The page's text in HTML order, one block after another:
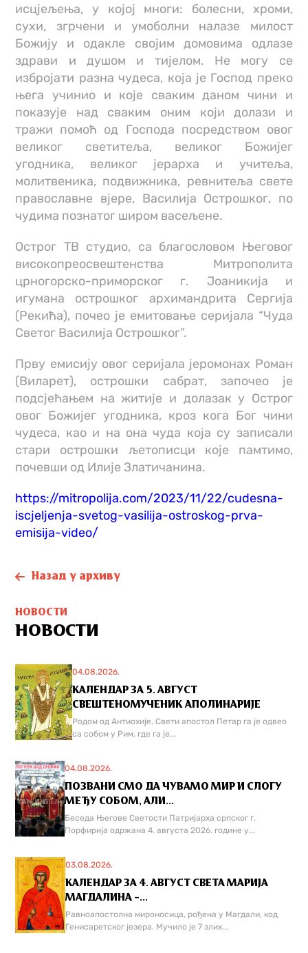
исцјељења, у којој многи: болесни, хроми,
сухи, згрчени и умоболни налазе милост
Божију и одакле својим домовима одлазе
здрави и душом и тијелом. Не могу се
избројати разна чудеса, која је Господ преко
њега учинио и које сваким даном чини и
показује над сваким оним који долази и
тражи помоћ од Господа посредством овог
великог светитеља, великог Божијег
угодника, великог јерарха и учитеља,
молитвеника, подвижника, ревнитеља свете
православне вјере, Василија Острошког, по
чудима познатог широм васељене.
Острог ТВ студио, са благословом Његовог
високопреосвештенства Митрополита
црногорско-приморског г. Јоаникија и
игумана острошког архимандрита Сергија
(Рекића), почео је емитовање серијала “Чуда
Светог Василија Острошког”.
Прву емисију овог серијала јеромонах Роман
(Виларет), острошки сабрат, започео је
подсјећањем на житије и долазак у Острог
овог Божијег угодника, кроз кога Бог чини
чудеса, као и на она чуда која су записали
стари острошки љетописци које памтимо,
почевши од Илије Златичанина.
https://mitropolija.com/2023/11/22/cudesna-
iscjeljenja-svetog-vasilija-ostroskog-prva-
emisija-video/
Назад у архиву
НОВОСТИ
НОВОСТИ
04.08.2026.
КАЛЕНДАР ЗА 5. АВГУСТ
СВЕШТЕНОМУЧЕНИК АПОЛИНАРИЈЕ
Родом од Антиохије. Свети апостол Петар га је одвео
са собом у Рим, где га је...
04.08.2026.
ПОЗВАНИ СМО ДА ЧУВАМО МИР И СЛОГУ
МЕЂУ СОБОМ, АЛИ...
Беседа Његове Светости Патријарха српског г.
Порфирија одржана 4. августа 2026. године у...
03.08.2026.
КАЛЕНДАР ЗА 4. АВГУСТ СВЕТА МАРИЈА
МАГДАЛИНА –...
Равноапостолна мироносица, рођена у Магдали, код
Генисаретског језера. Мучилo је 7 злих...